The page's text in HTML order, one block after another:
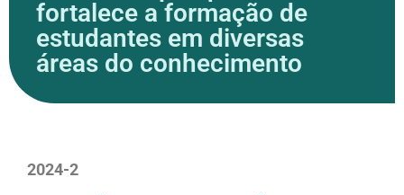
fortalece a formação de
estudantes em diversas
áreas do conhecimento
2024-2